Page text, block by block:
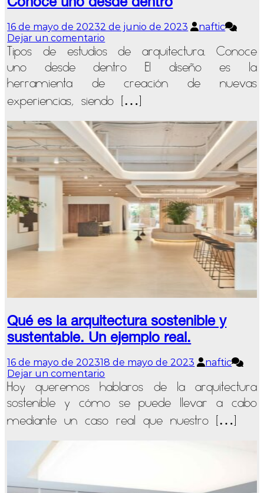
16 de mayo de 20232 de junio de 2023
naftic
Dejar un comentario
Tipos
de
estudios
de
arquitectura.
Conoce
desde
Tipos de estudios de arquitectura. Conoce
uno desde dentro El diseño es la
herramienta de creación de nuevas
experiencias, siendo […]
Qué es la arquitectura sostenible y
sustentable. Un ejemplo real.
16 de mayo de 202318 de mayo de 2023
naftic
Dejar un comentario
Qué
la
arquitectura
sostenible
real.
Hoy queremos hablaros de la arquitectura
sostenible y cómo se puede llevar a cabo
mediante un caso real que nuestro […]